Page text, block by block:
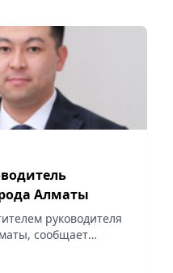
Алматы
руководителя
сообщает